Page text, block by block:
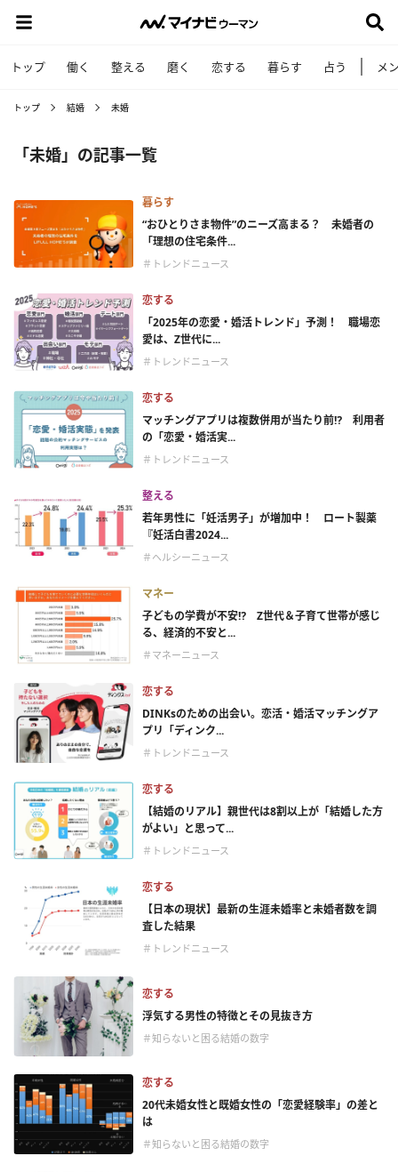
トップ 働く 整える 磨く 恋する 暮らす 占う メ
トップ 結婚 未婚
「未婚」の記事一覧
暮らす
“おひとりさま物件”のニーズ高まる？ 未婚者の
「理想の住宅条件...
＃トレンドニュース
恋する
「2025年の恋愛・婚活トレンド」予測！ 職場恋
愛は、Z世代に...
＃トレンドニュース
恋する
マッチングアプリは複数併用が当たり前⁉ 利用者
の「恋愛・婚活実...
＃トレンドニュース
整える
若年男性に「妊活男子」が増加中！ ロート製薬
『妊活白書2024...
＃ヘルシーニュース
マネー
子どもの学費が不安⁉ Z世代＆子育て世帯が感じ
る、経済的不安と...
＃マネーニュース
恋する
DINKsのための出会い。恋活・婚活マッチングア
プリ「ディンク...
＃トレンドニュース
恋する
【結婚のリアル】親世代は8割以上が「結婚した方
がよい」と思って...
＃トレンドニュース
恋する
【日本の現状】最新の生涯未婚率と未婚者数を調
査した結果
＃トレンドニュース
恋する
浮気する男性の特徴とその見抜き方
＃知らないと困る結婚の数字
恋する
20代未婚女性と既婚女性の「恋愛経験率」の差と
は
＃知らないと困る結婚の数字